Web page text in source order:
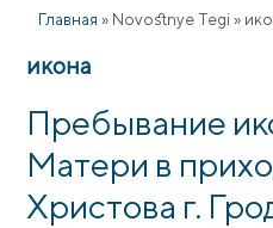
Главная » Novostnye Tegi »
икона
Пребывание
Матери в
Христова г.